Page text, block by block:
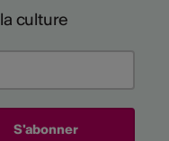
culture